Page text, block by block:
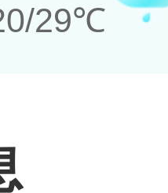
29℃